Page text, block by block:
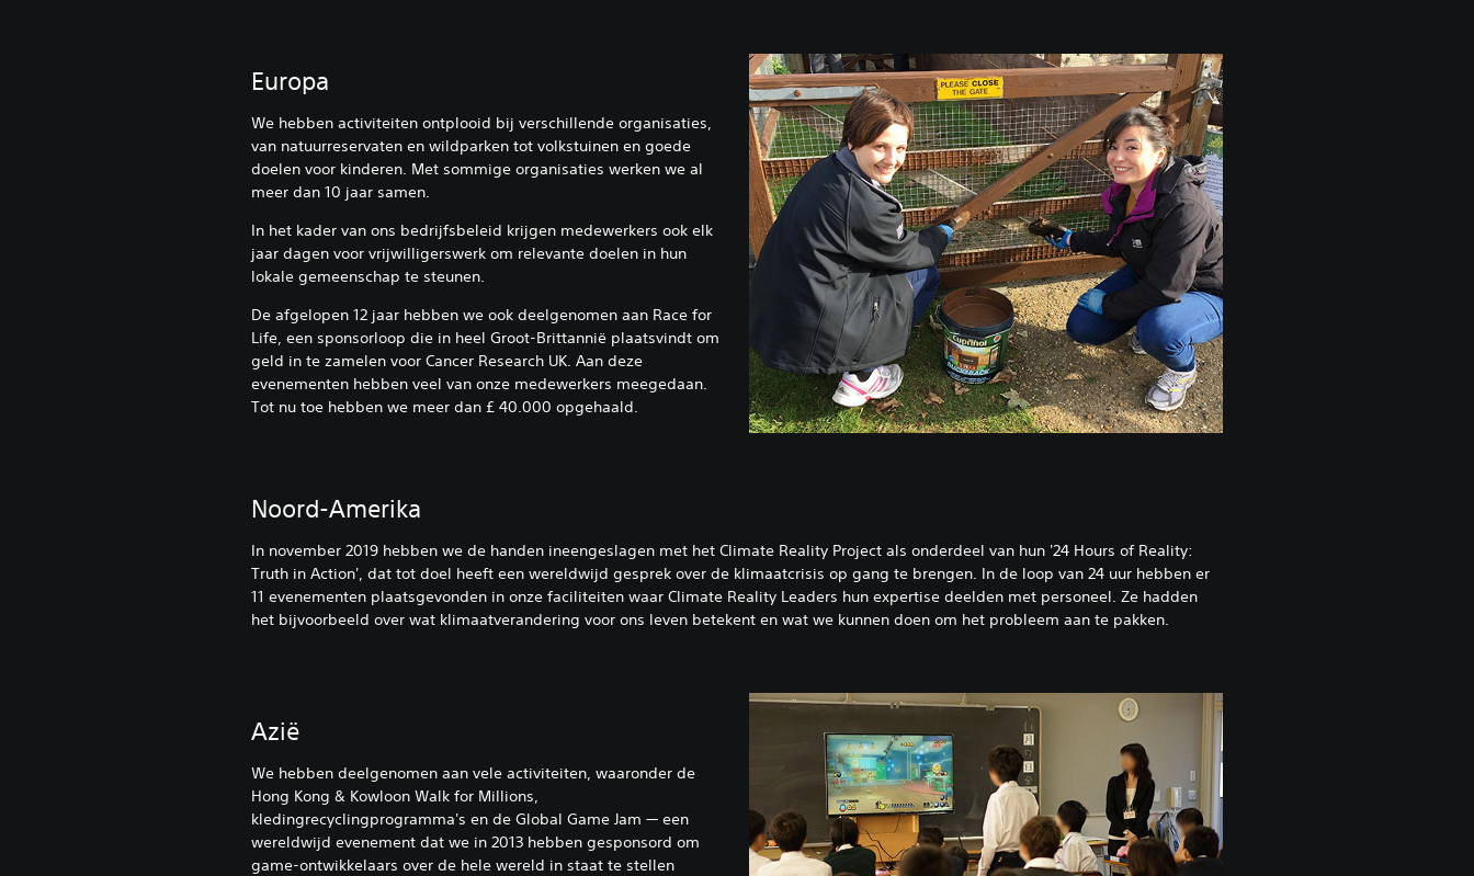
Europa
We hebben activiteiten ontplooid bij verschillende organisaties,
van natuurreservaten en wildparken tot volkstuinen en goede
doelen voor kinderen. Met sommige organisaties werken we al
meer dan 10 jaar samen.
In het kader van ons bedrijfsbeleid krijgen medewerkers ook elk
jaar dagen voor vrijwilligerswerk om relevante doelen in hun
lokale gemeenschap te steunen.
De afgelopen 12 jaar hebben we ook deelgenomen aan Race for
Life, een sponsorloop die in heel Groot-Brittannië plaatsvindt om
geld in te zamelen voor Cancer Research UK. Aan deze
evenementen hebben veel van onze medewerkers meegedaan.
Tot nu toe hebben we meer dan £ 40.000 opgehaald.
Noord-Amerika
In november 2019 hebben we de handen ineengeslagen met het Climate Reality Project als onderdeel van hun '24 Hours of Reality:
Truth in Action', dat tot doel heeft een wereldwijd gesprek over de klimaatcrisis op gang te brengen. In de loop van 24 uur hebben er
11 evenementen plaatsgevonden in onze faciliteiten waar Climate Reality Leaders hun expertise deelden met personeel. Ze hadden
het bijvoorbeeld over wat klimaatverandering voor ons leven betekent en wat we kunnen doen om het probleem aan te pakken.
Azië
We hebben deelgenomen aan vele activiteiten, waaronder de
Hong Kong & Kowloon Walk for Millions,
kledingrecyclingprogramma's en de Global Game Jam — een
wereldwijd evenement dat we in 2013 hebben gesponsord om
game-ontwikkelaars over de hele wereld in staat te stellen